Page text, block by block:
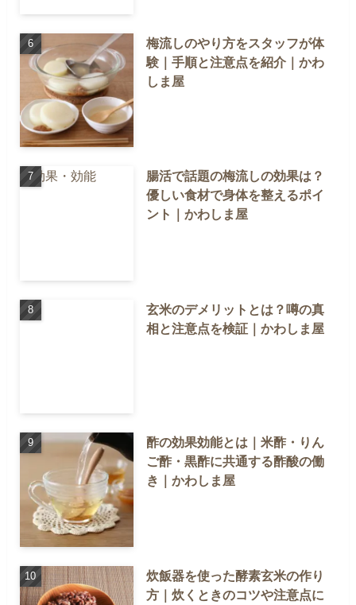
梅流しのやり方をスタッフが体
験｜手順と注意点を紹介｜かわ
しま屋
腸活で話題の梅流しの効果は？
優しい食材で身体を整えるポイ
ント｜かわしま屋
玄米のデメリットとは？噂の真
相と注意点を検証｜かわしま屋
酢の効果効能とは｜米酢・りん
ご酢・黒酢に共通する酢酸の働
き｜かわしま屋
炊飯器を使った酵素玄米の作り
方｜炊くときのコツや注意点に